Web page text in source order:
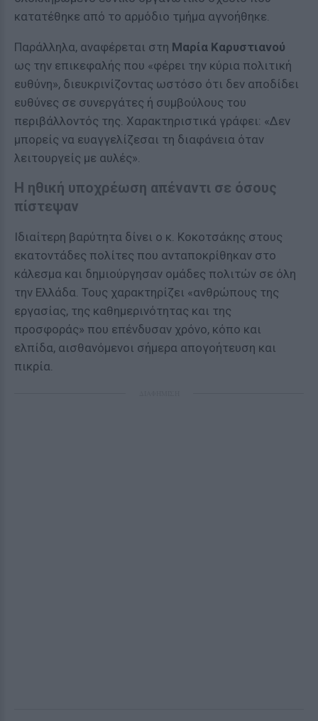
κατατέθηκε από το αρμόδιο τμήμα αγνοήθηκε.
Παράλληλα, αναφέρεται στη Μαρία Καρυστιανού
ως την επικεφαλής που «φέρει την κύρια πολιτική
ευθύνη», διευκρινίζοντας ωστόσο ότι δεν αποδίδει
ευθύνες σε συνεργάτες ή συμβούλους του
περιβάλλοντός της. Χαρακτηριστικά γράφει: «Δεν
μπορείς να ευαγγελίζεσαι τη διαφάνεια όταν
λειτουργείς με αυλές».
Η ηθική υποχρέωση απέναντι σε όσους
πίστεψαν
Ιδιαίτερη βαρύτητα δίνει ο κ. Κοκοτσάκης στους
εκατοντάδες πολίτες που ανταποκρίθηκαν στο
κάλεσμα και δημιούργησαν ομάδες πολιτών σε όλη
την Ελλάδα. Τους χαρακτηρίζει «ανθρώπους της
εργασίας, της καθημερινότητας και της
προσφοράς» που επένδυσαν χρόνο, κόπο και
ελπίδα, αισθανόμενοι σήμερα απογοήτευση και
πικρία.